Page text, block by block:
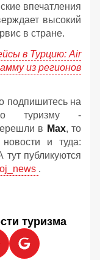
впечатления
высокий
в стране.
в Турцию: Air
из регионов
подпишитесь на
туризму -
в Мах, то
новости и туда:
тут публикуются
.
туризма